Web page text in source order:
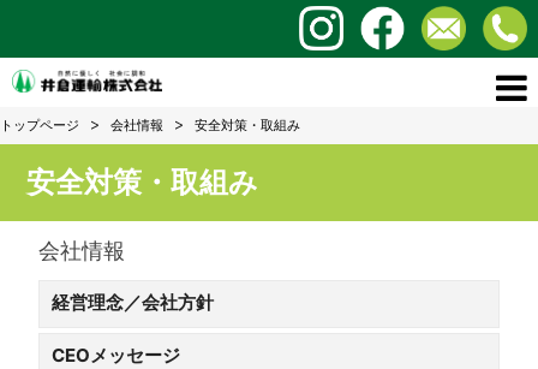
トップページ 会社情報 安全対策・取組み
安全対策・取組み
会社情報
経営理念／会社方針
CEOメッセージ